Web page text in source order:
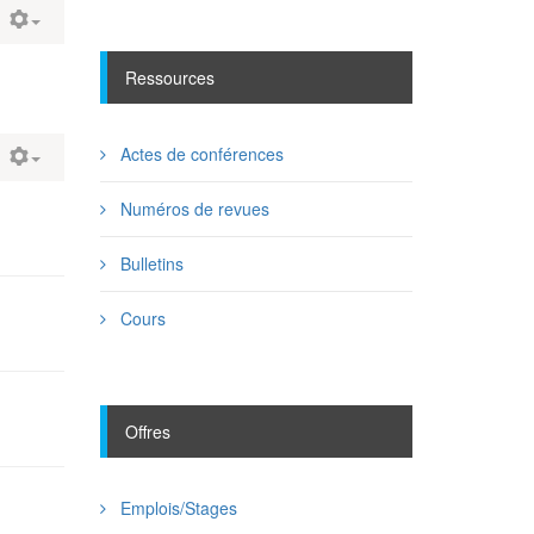
Ressources
Actes de conférences
Numéros de revues
Bulletins
Cours
Offres
Emplois/Stages